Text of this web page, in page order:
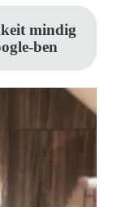
mindig
ben